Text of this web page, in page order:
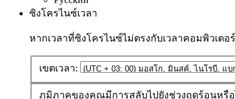
ซิงโครไนซ์เวลา
หากเวลาที่ซิงโครไนซ์ไม่ตรงกับเวลาคอมพิวเต
เขตเวลา:
ภูมิภาคของคุณมีการสลับไปยังช่วงฤดูร้อนหรือ